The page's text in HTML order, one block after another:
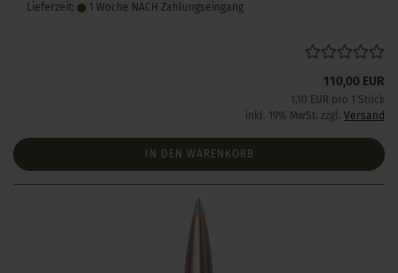
Lieferzeit: 1 Woche NACH Zahlungseingang
110,00 EUR
1,10 EUR pro 1 Stück
inkl. 19% MwSt. zzgl. Versand
IN DEN WARENKORB